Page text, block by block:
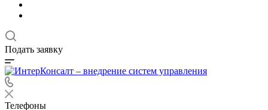
Подать заявку
Телефоны